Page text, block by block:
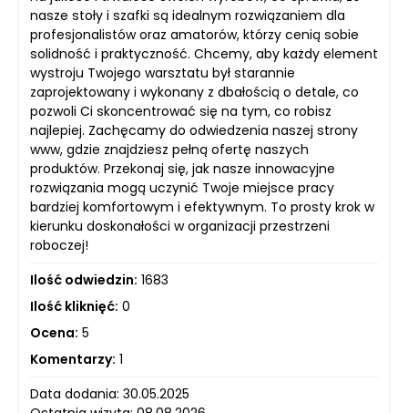
nasze stoły i szafki są idealnym rozwiązaniem dla
profesjonalistów oraz amatorów, którzy cenią sobie
solidność i praktyczność. Chcemy, aby każdy element
wystroju Twojego warsztatu był starannie
zaprojektowany i wykonany z dbałością o detale, co
pozwoli Ci skoncentrować się na tym, co robisz
najlepiej. Zachęcamy do odwiedzenia naszej strony
www, gdzie znajdziesz pełną ofertę naszych
produktów. Przekonaj się, jak nasze innowacyjne
rozwiązania mogą uczynić Twoje miejsce pracy
bardziej komfortowym i efektywnym. To prosty krok w
kierunku doskonałości w organizacji przestrzeni
roboczej!
Ilość odwiedzin: 1683
Ilość kliknięć: 0
Ocena: 5
Komentarzy: 1
Data dodania: 30.05.2025